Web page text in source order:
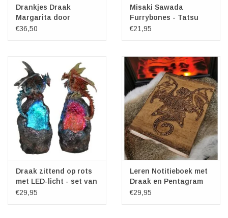
Drankjes Draak
Margarita door
Stanley Morrison
€36,50
Misaki Sawada
Furrybones - Tatsu
Dragon
€21,95
Draak zittend op rots
met LED-licht - set van
2 rood/blauw
€29,95
Leren Notitieboek met
Draak en Pentagram
20cm x 15cm
€29,95